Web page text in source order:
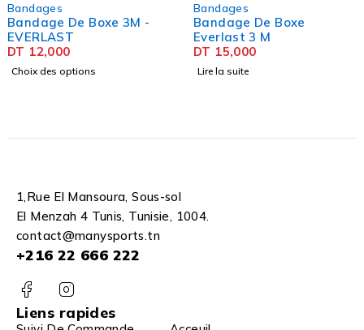
Bandages
Bandage De Boxe
Everlast 3 M
DT15,000
Lire la suite
Bandages
Bandage De Boxe
3M - ROUGE
DT12,000
Ajouter au panier
1,Rue El Mansoura, Sous-sol
El Menzah 4 Tunis, Tunisie, 1004.
contact@manysports.tn
+216 22 666 222
Liens rapides